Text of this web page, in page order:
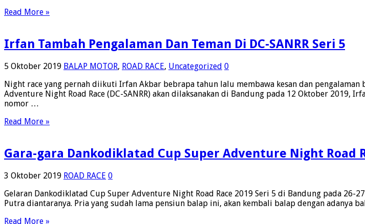
Read More »
Irfan Tambah Pengalaman Dan Teman Di DC-SANRR Seri 5
5 Oktober 2019 BALAP MOTOR, ROAD RACE, Uncategorized 0
Night race yang pernah diikuti Irfan Akbar bebrapa tahun lalu membawa kesan dan
Adventure Night Road Race (DC-SANRR) akan dilaksanakan di Bandung pada 12 Oktober 2019,
nomor …
Read More »
Gara-gara Dankodiklatad Cup Super Adventure Night Road
3 Oktober 2019 ROAD RACE 0
Gelaran Dankodiklatad Cup Super Adventure Night Road Race 2019 Seri 5 di Bandung pada
Putra diantaranya. Pria yang sudah lama pensiun balap ini, akan kembali balap dengan
Read More »